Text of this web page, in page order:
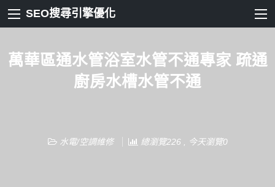
SEO搜尋引擎優化
萬華區通水管浴室水管不通專家 疏通
廚房水槽水管不通
水電/空調維修 總瀏覽226 , 今天瀏覽0